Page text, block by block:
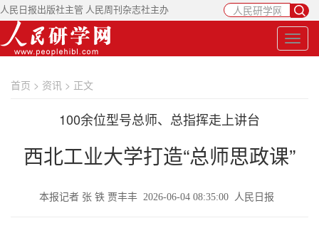
人民日报出版社主管 人民周刊杂志社主办
首页 > 资讯 > 正文
100余位型号总师、总指挥走上讲台
西北工业大学打造“总师思政课”
本报记者 张 铁 贾丰丰 2026-06-04 08:35:00 人民日报